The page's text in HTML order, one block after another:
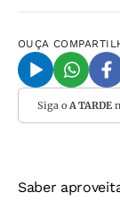
OUÇA
Siga o A TARDE
Saber